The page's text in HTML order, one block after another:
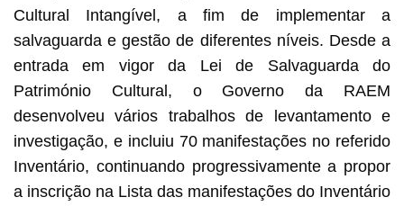
Cultural Intangível, a fim de implementar a
salvaguarda e gestão de diferentes níveis. Desde a
entrada em vigor da Lei de Salvaguarda do
Património Cultural, o Governo da RAEM
desenvolveu vários trabalhos de levantamento e
investigação, e incluiu 70 manifestações no referido
Inventário, continuando progressivamente a propor
a inscrição na Lista das manifestações do Inventário